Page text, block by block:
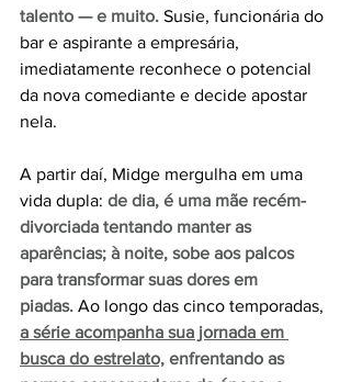
talento — e muito. Susie, funcionária do
bar e aspirante a empresária,
imediatamente reconhece o potencial
da nova comediante e decide apostar
nela.
A partir daí, Midge mergulha em uma
vida dupla: de dia, é uma mãe recém-
divorciada tentando manter as
aparências; à noite, sobe aos palcos
para transformar suas dores em
piadas. Ao longo das cinco temporadas,
a série acompanha sua jornada em
busca do estrelato, enfrentando as